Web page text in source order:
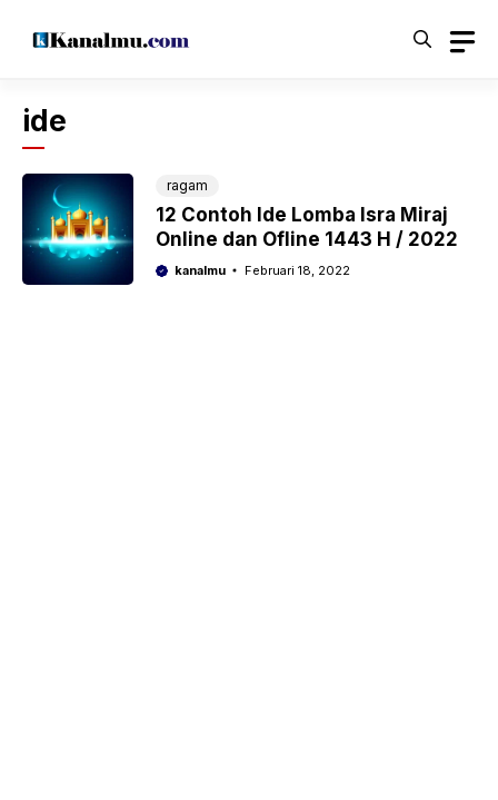
ide
ragam
12 Contoh Ide Lomba Isra Miraj
Online dan Ofline 1443 H / 2022
kanalmu Februari 18, 2022